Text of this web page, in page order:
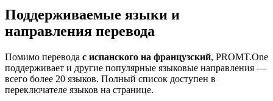
Поддерживаемые языки и
направления перевода
Помимо перевода с испанского на французский, PROMT.One
поддерживает и другие популярные языковые направления —
всего более 20 языков. Полный список доступен в
переключателе языков на странице.